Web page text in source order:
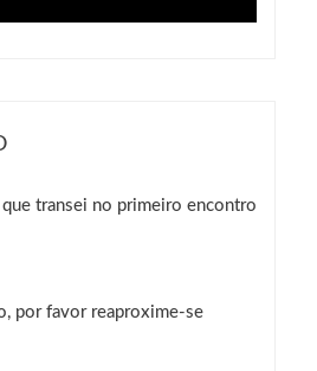
transei no primeiro encontro
por favor reaproxime-se